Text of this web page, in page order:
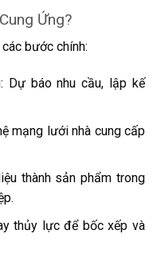
Ứng?
bước chính:
Dự báo nhu cầu, lập kế
mạng lưới nhà cung cấp
thành sản phẩm trong
thủy lực để bốc xếp và